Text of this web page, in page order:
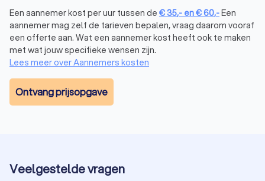
Een aannemer kost per uur tussen de €35,- en€60,-Een
aannemer mag zelf de tarieven bepalen, vraag daarom vooraf
een offerte aan. Wat een aannemer kost heeft ook te maken
met wat jouw specifieke wensen zijn.
Lees meer over Aannemers kosten
Ontvang prijsopgave
Veelgestelde vragen